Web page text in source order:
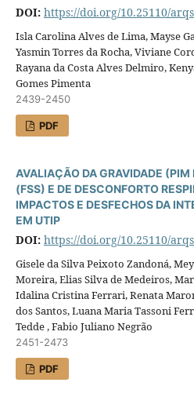
DOI: https://doi.org/10.25110/
Isla Carolina Alves de Lima, Mayse
Yasmin Torres da Rocha, Viviane
Rayana da Costa Alves Delmiro,
Gomes Pimenta
2439-2450
PDF
AVALIAÇÃO DA GRAVIDADE
(FSS) E DE DESCONFORTO
IMPACTOS E DESFECHOS DA
EM UTIP
DOI: https://doi.org/10.25110/
Gisele da Silva Peixoto Zandoná,
Moreira, Elias Silva de Medeiros,
Idalina Cristina Ferrari, Renata
dos Santos, Luana Maria Tassoni
Tedde , Fabio Juliano Negrão
2451-2473
PDF